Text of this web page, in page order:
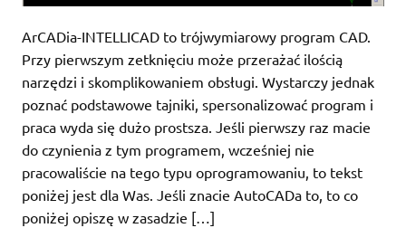
ArCADia-INTELLICAD to trójwymiarowy program CAD.
Przy pierwszym zetknięciu może przerażać ilością
narzędzi i skomplikowaniem obsługi. Wystarczy jednak
poznać podstawowe tajniki, spersonalizować program i
praca wyda się dużo prostsza. Jeśli pierwszy raz macie
do czynienia z tym programem, wcześniej nie
pracowaliście na tego typu oprogramowaniu, to tekst
poniżej jest dla Was. Jeśli znacie AutoCADa to, to co
poniżej opiszę w zasadzie […]